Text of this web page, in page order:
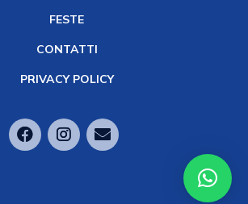
FESTE
CONTATTI
PRIVACY POLICY